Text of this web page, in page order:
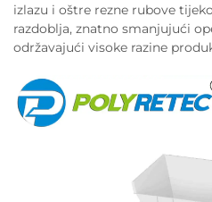
izlazu i oštre rezne rubove
razdoblja, znatno smanjujući
održavajući visoke razine